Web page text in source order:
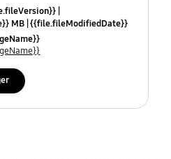
MB {{file.fileModifiedDate}}